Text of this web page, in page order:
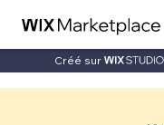
Créé sur